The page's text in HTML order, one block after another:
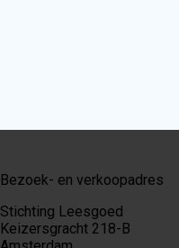
Bezoek- en verkoopadres
Stichting Leesgoed
Keizersgracht 218-B